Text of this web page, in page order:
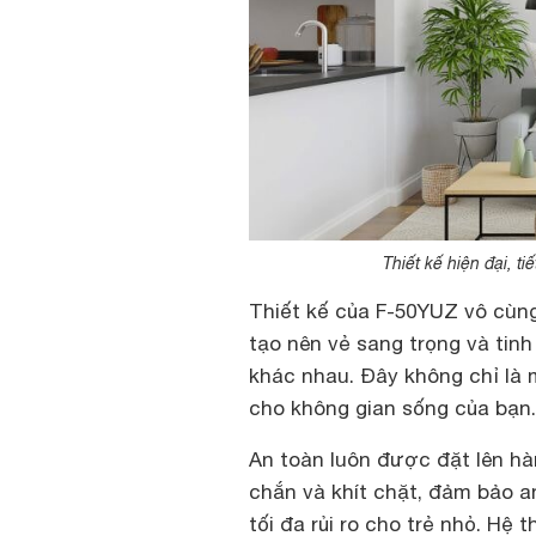
Thiết kế hiện đại,
Thiết kế của F-50YUZ vô
tạo nên vẻ sang trọng và
khác nhau. Đây không chỉ là
cho không gian sống của bạn.
An toàn luôn được đặt lên
chắn và khít chặt, đảm bảo
tối đa rủi ro cho trẻ nhỏ. Hệ